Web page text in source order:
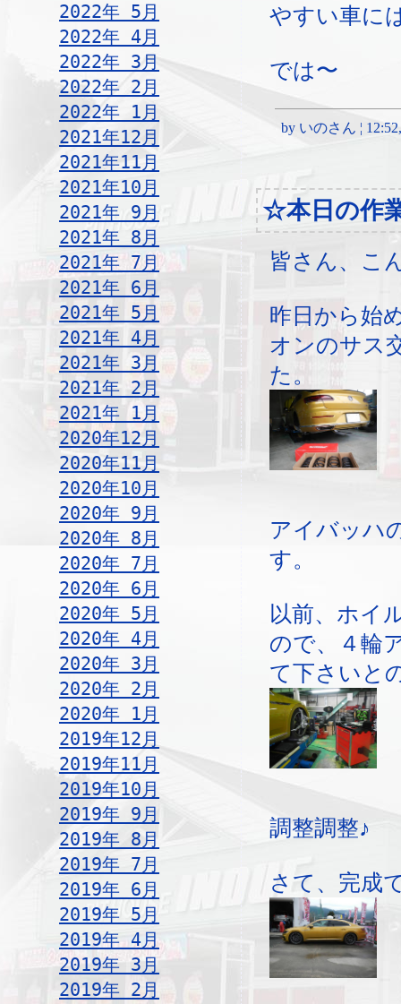
2022年 5月
2022年 4月
2022年 3月
2022年 2月
2022年 1月
2021年12月
2021年11月
2021年10月
2021年 9月
2021年 8月
2021年 7月
2021年 6月
2021年 5月
2021年 4月
2021年 3月
2021年 2月
2021年 1月
2020年12月
2020年11月
2020年10月
2020年 9月
2020年 8月
2020年 7月
2020年 6月
2020年 5月
2020年 4月
2020年 3月
2020年 2月
2020年 1月
2019年12月
2019年11月
2019年10月
2019年 9月
2019年 8月
2019年 7月
2019年 6月
2019年 5月
2019年 4月
2019年 3月
2019年 2月
やすい車に
では〜
by いのさん ¦
☆本日の作
皆さん、こ
昨日から始
オンのサス
た。
アイバッハ
す。
以前、ホイ
ので、４輪
て下さいと
調整調整♪
さて、完成